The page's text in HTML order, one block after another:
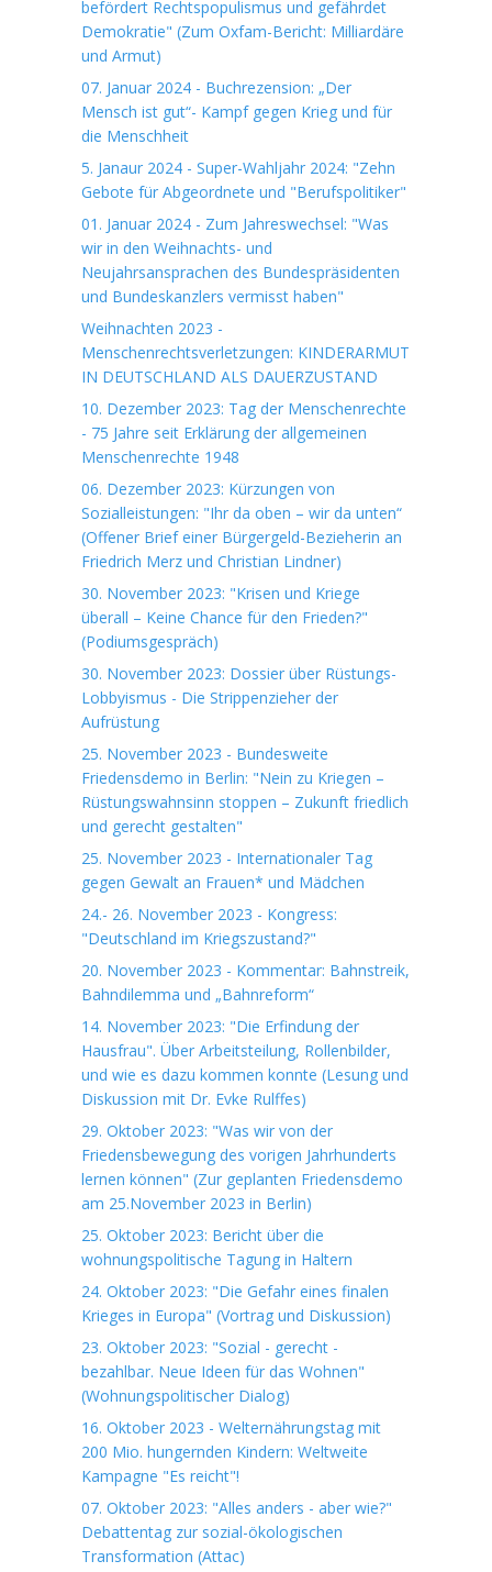
befördert Rechtspopulismus und gefährdet
Demokratie" (Zum Oxfam-Bericht: Milliardäre
und Armut)
07. Januar 2024 - Buchrezension: „Der
Mensch ist gut“- Kampf gegen Krieg und für
die Menschheit
5. Janaur 2024 - Super-Wahljahr 2024: "Zehn
Gebote für Abgeordnete und "Berufspolitiker"
01. Januar 2024 - Zum Jahreswechsel: "Was
wir in den Weihnachts- und
Neujahrsansprachen des Bundespräsidenten
und Bundeskanzlers vermisst haben"
Weihnachten 2023 -
Menschenrechtsverletzungen: KINDERARMUT
IN DEUTSCHLAND ALS DAUERZUSTAND
10. Dezember 2023: Tag der Menschenrechte
- 75 Jahre seit Erklärung der allgemeinen
Menschenrechte 1948
06. Dezember 2023: Kürzungen von
Sozialleistungen: "Ihr da oben – wir da unten“
(Offener Brief einer Bürgergeld-Bezieherin an
Friedrich Merz und Christian Lindner)
30. November 2023: "Krisen und Kriege
überall – Keine Chance für den Frieden?"
(Podiumsgespräch)
30. November 2023: Dossier über Rüstungs-
Lobbyismus - Die Strippenzieher der
Aufrüstung
25. November 2023 - Bundesweite
Friedensdemo in Berlin: "Nein zu Kriegen –
Rüstungswahnsinn stoppen – Zukunft friedlich
und gerecht gestalten"
25. November 2023 - Internationaler Tag
gegen Gewalt an Frauen* und Mädchen
24.- 26. November 2023 - Kongress:
"Deutschland im Kriegszustand?"
20. November 2023 - Kommentar: Bahnstreik,
Bahndilemma und „Bahnreform“
14. November 2023: "Die Erfindung der
Hausfrau". Über Arbeitsteilung, Rollenbilder,
und wie es dazu kommen konnte (Lesung und
Diskussion mit Dr. Evke Rulffes)
29. Oktober 2023: "Was wir von der
Friedensbewegung des vorigen Jahrhunderts
lernen können" (Zur geplanten Friedensdemo
am 25.November 2023 in Berlin)
25. Oktober 2023: Bericht über die
wohnungspolitische Tagung in Haltern
24. Oktober 2023: "Die Gefahr eines finalen
Krieges in Europa" (Vortrag und Diskussion)
23. Oktober 2023: "Sozial - gerecht -
bezahlbar. Neue Ideen für das Wohnen"
(Wohnungspolitischer Dialog)
16. Oktober 2023 - Welternährungstag mit
200 Mio. hungernden Kindern: Weltweite
Kampagne "Es reicht"!
07. Oktober 2023: "Alles anders - aber wie?"
Debattentag zur sozial-ökologischen
Transformation (Attac)